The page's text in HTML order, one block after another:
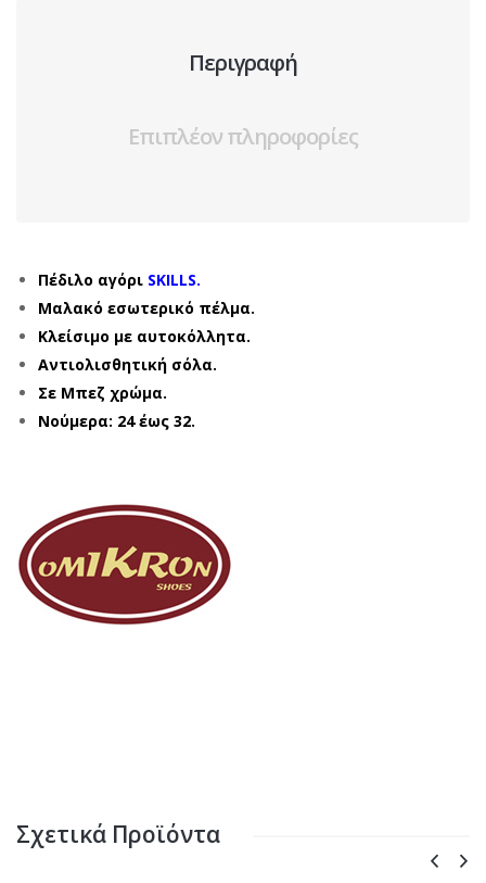
Περιγραφή
Επιπλέον πληροφορίες
Πέδιλο αγόρι SKILLS.
Μαλακό εσωτερικό πέλμα.
Κλείσιμο με αυτοκόλλητα.
Αντιολισθητική σόλα.
Σε Μπεζ χρώμα.
Νούμερα: 24 έως 32.
Σχετικά Προϊόντα